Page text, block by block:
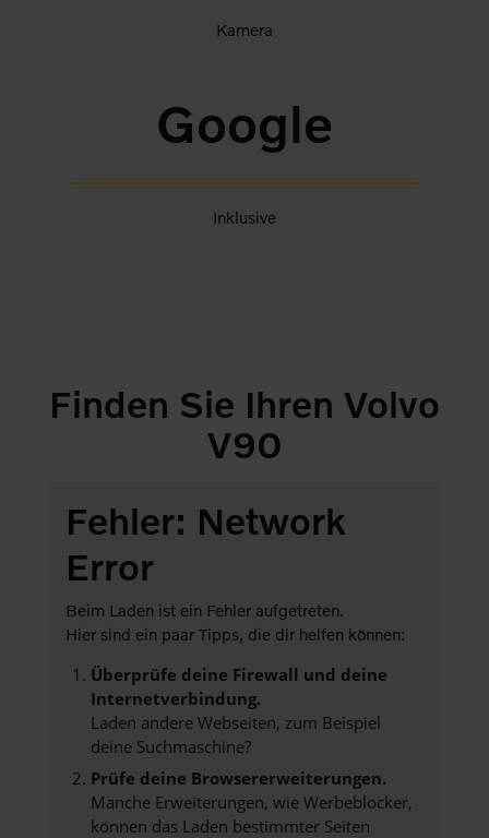
Kamera
Google
Inklusive
Finden Sie Ihren Volvo
V90
Fehler: Network
Error
Beim Laden ist ein Fehler aufgetreten.
Hier sind ein paar Tipps, die dir helfen können:
Überprüfe deine Firewall und deine
Internetverbindung.
Laden andere Webseiten, zum Beispiel
deine Suchmaschine?
Prüfe deine Browsererweiterungen.
Manche Erweiterungen, wie Werbeblocker,
können das Laden bestimmter Seiten